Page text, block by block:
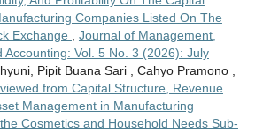
Companies Listed On The
Exchange , Journal of Management,
Accounting: Vol. 5 No. 3 (2026): July
Pipit Buana Sari , Cahyo Pramono ,
from Capital Structure, Revenue
Management in Manufacturing
Cosmetics and Household Needs Sub-